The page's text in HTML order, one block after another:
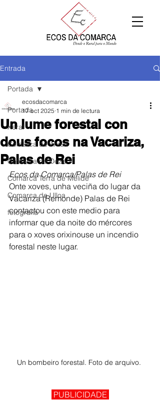
Entrada
Portada
Xeral
Comarca de Arzúa
Comarca de Deza
Comarca Terra de Melide
Comarca da Ulloa
fotografía
Portada
Un lume forestal con
dous focos na Vacariza,
Palas de Rei
ecosdacomarca
17 oct 2025 1 min de lectura
Ecos da Comarca/Palas de Rei
Onte xoves, unha veciña do lugar da
Vacariza (Remonde) Palas de Rei
contactou con este medio para
informar que da noite do mércores
para o xoves orixinouse un incendio
forestal neste lugar.
Un bombeiro forestal. Foto de arquivo.
PUBLICIDADE